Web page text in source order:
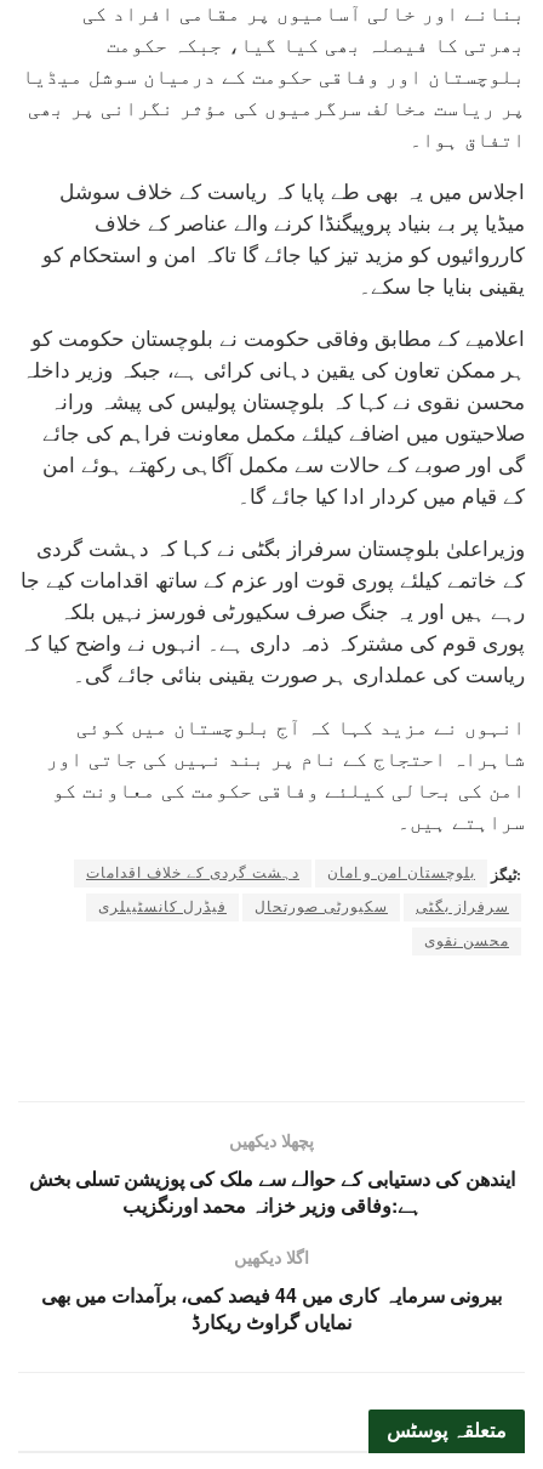
بنانے اور خالی آسامیوں پر مقامی افراد کی
بھرتی کا فیصلہ بھی کیا گیا، جبکہ حکومت
بلوچستان اور وفاقی حکومت کے درمیان سوشل میڈیا
پر ریاست مخالف سرگرمیوں کی مؤثر نگرانی پر بھی
اتفاق ہوا۔
اجلاس میں یہ بھی طے پایا کہ ریاست کے خلاف سوشل
میڈیا پر بے بنیاد پروپیگنڈا کرنے والے عناصر کے خلاف
کارروائیوں کو مزید تیز کیا جائے گا تاکہ امن و استحکام کو
یقینی بنایا جا سکے۔
اعلامیے کے مطابق وفاقی حکومت نے بلوچستان حکومت کو
ہر ممکن تعاون کی یقین دہانی کرائی ہے، جبکہ وزیر داخلہ
محسن نقوی نے کہا کہ بلوچستان پولیس کی پیشہ ورانہ
صلاحیتوں میں اضافے کیلئے مکمل معاونت فراہم کی جائے
گی اور صوبے کے حالات سے مکمل آگاہی رکھتے ہوئے امن
کے قیام میں کردار ادا کیا جائے گا۔
وزیراعلیٰ بلوچستان سرفراز بگٹی نے کہا کہ دہشت گردی
کے خاتمے کیلئے پوری قوت اور عزم کے ساتھ اقدامات کیے جا
رہے ہیں اور یہ جنگ صرف سکیورٹی فورسز نہیں بلکہ
پوری قوم کی مشترکہ ذمہ داری ہے۔ انہوں نے واضح کیا کہ
ریاست کی عملداری ہر صورت یقینی بنائی جائے گی۔
انہوں نے مزید کہا کہ آج بلوچستان میں کوئی
شاہراہ احتجاج کے نام پر بند نہیں کی جاتی اور
امن کی بحالی کیلئے وفاقی حکومت کی معاونت کو
سراہتے ہیں۔
ٹیگز: بلوچستان امن و امان
دہشت گردی کے خلاف اقدامات
سرفراز بگٹی
سکیورٹی صورتحال
فیڈرل کانسٹیبلری
محسن نقوی
پچھلا دیکھیں
ایندھن کی دستیابی کے حوالے سے ملک کی پوزیشن تسلی بخش
ہے:وفاقی وزیر خزانہ محمد اورنگزیب
اگلا دیکھیں
بیرونی سرمایہ کاری میں 44 فیصد کمی، برآمدات میں بھی
نمایاں گراوٹ ریکارڈ
متعلقہ پوسٹس